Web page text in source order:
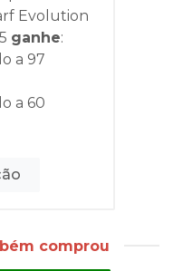
Evolution
ganhe:
a 97
a 60
comprou